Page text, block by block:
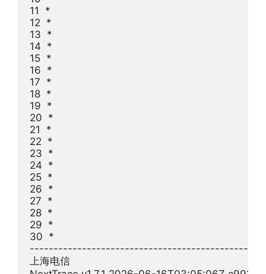
11  *
12  *
13  *
14  *
15  *
16  *
17  *
18  *
19  *
20  *
21  *
22  *
23  *
24  *
25  *
26  *
27  *
28  *
29  *
30  *
上海电信